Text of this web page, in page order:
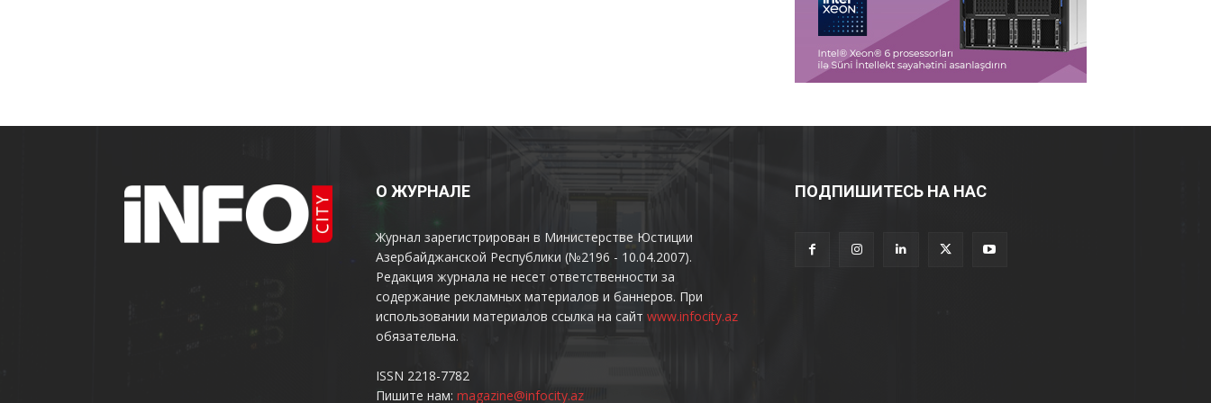
О ЖУРНАЛЕ
Журнал зарегистрирован в Министерстве Юстиции
Азербайджанской Республики (№2196 - 10.04.2007).
Редакция журнала не несет ответственности за
содержание рекламных материалов и баннеров. При
использовании материалов ссылка на сайт www.infocity.az
обязательна.
ISSN 2218-7782
Пишите нам: magazine@infocity.az
ПОДПИШИТЕСЬ НА НАС